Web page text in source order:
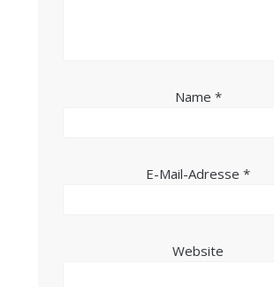
Name *
E-Mail-Adresse *
Website